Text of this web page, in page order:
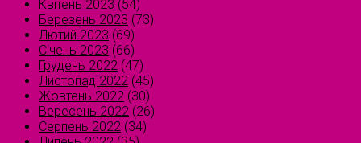
Квітень 2023 (54)
Березень 2023 (73)
Лютий 2023 (69)
Січень 2023 (66)
Грудень 2022 (47)
Листопад 2022 (45)
Жовтень 2022 (30)
Вересень 2022 (26)
Серпень 2022 (34)